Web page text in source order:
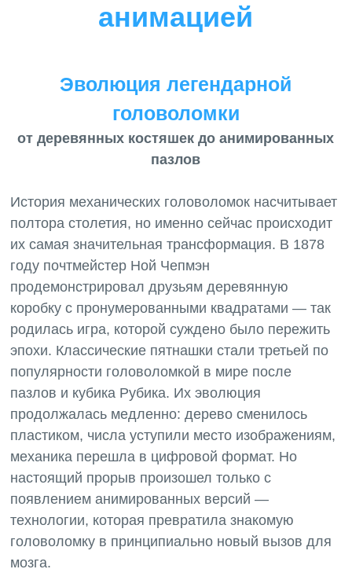
анимацией
Эволюция легендарной
головоломки
от деревянных костяшек до анимированных
пазлов
История механических головоломок насчитывает
полтора столетия, но именно сейчас происходит
их самая значительная трансформация. В 1878
году почтмейстер Ной Чепмэн
продемонстрировал друзьям деревянную
коробку с пронумерованными квадратами — так
родилась игра, которой суждено было пережить
эпохи. Классические пятнашки стали третьей по
популярности головоломкой в мире после
пазлов и кубика Рубика. Их эволюция
продолжалась медленно: дерево сменилось
пластиком, числа уступили место изображениям,
механика перешла в цифровой формат. Но
настоящий прорыв произошел только с
появлением анимированных версий —
технологии, которая превратила знакомую
головоломку в принципиально новый вызов для